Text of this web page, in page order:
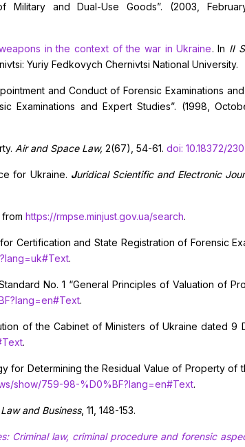
and Dual-Use Goods”. (2003,
in the context of the war in Ukraine. In II
Yuriy Fedkovych Chernivtsi National University.
and Conduct of Forensic Examinations
Examinations and Expert Studies”. (1998,
Air and Space Law, 2(67), 54-61. doi: 10.18372/
for Ukraine. Juridical Scientific and Electronic
https://rmpse.minjust.gov.ua/search.
Certification and State Registration of Forensic
.
No. 1 “General Principles of Valuation of
.
of the Cabinet of Ministers of Ukraine dated 9
.
for Determining the Residual Value of Property of
show/759-98-%D0%BF?lang=en#Text.
and Business, 11, 148-153.
Criminal law, criminal procedure and forensic